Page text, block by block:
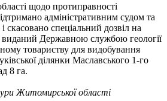
щодо протиправності
адміністративним судом та
спеціальний дозвіл на
Державною службою геології
товариству для видобування
ділянки Маславського 1-го
8 га.
Житомирської області